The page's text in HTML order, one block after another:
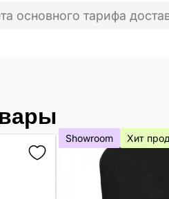
основного тарифа
Showroom Хит